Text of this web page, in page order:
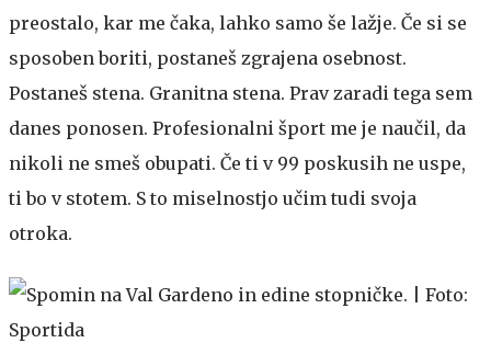
preostalo, kar me čaka, lahko samo še lažje. Če si se
sposoben boriti, postaneš zgrajena osebnost.
Postaneš stena. Granitna stena. Prav zaradi tega sem
danes ponosen. Profesionalni šport me je naučil, da
nikoli ne smeš obupati. Če ti v 99 poskusih ne uspe,
ti bo v stotem. S to miselnostjo učim tudi svoja
otroka.